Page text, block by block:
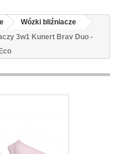
Wózki bliźniacze
3w1 Kunert Brav Duo -